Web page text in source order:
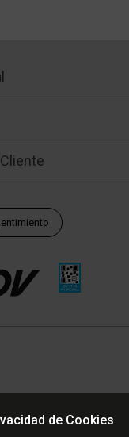
de Cookies